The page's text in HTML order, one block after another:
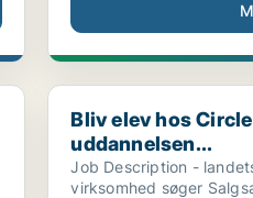
Bliv elev hos Circle K
Bliv elev hos
uddannelsen...
Job Description -
virksomhed søger